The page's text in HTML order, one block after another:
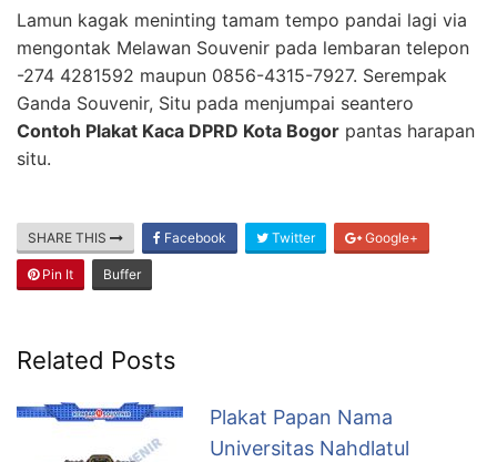
Lamun kagak meninting tamam tempo pandai lagi via
mengontak Melawan Souvenir pada lembaran telepon
-274 4281592 maupun 0856-4315-7927. Serempak
Ganda Souvenir, Situ pada menjumpai seantero
Contoh Plakat Kaca DPRD Kota Bogor pantas harapan
situ.
SHARE THIS Facebook Twitter Google+
Pin It Buffer
Related Posts
Plakat Papan Nama
Universitas Nahdlatul